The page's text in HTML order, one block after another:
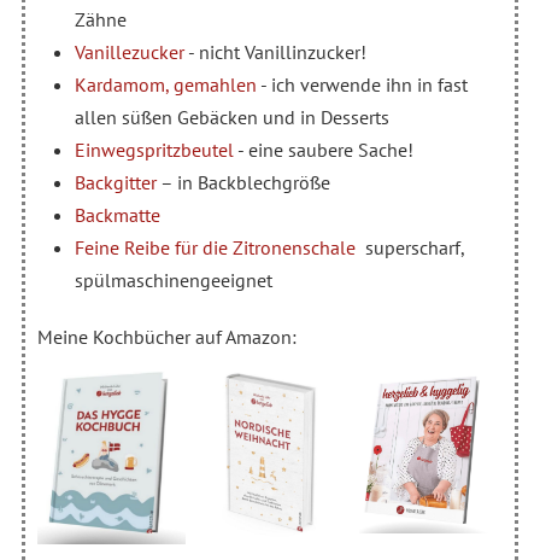
Zähne
Vanillezucker- nicht Vanillinzucker!
Kardamom, gemahlen - ich verwende ihn in fast
allen süßen Gebäcken und in Desserts
Einwegspritzbeutel - eine saubere Sache!
Backgitter– in Backblechgröße
Backmatte
Feine Reibe für die Zitronenschale superscharf,
spülmaschinengeeignet
Meine Kochbücher auf Amazon: